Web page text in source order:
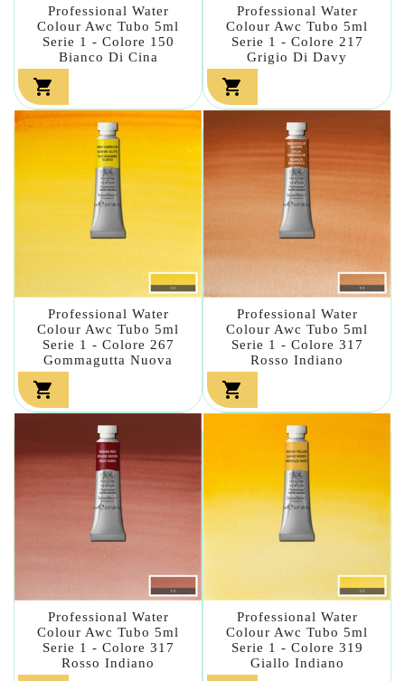
Professional Water
Colour Awc Tubo 5ml
Serie 1 - Colore 150
Bianco Di Cina

Professional Water
Colour Awc Tubo 5ml
Serie 1 - Colore 217
Grigio Di Davy

Professional Water
Colour Awc Tubo 5ml
Serie 1 - Colore 267
Gommagutta Nuova

Professional Water
Colour Awc Tubo 5ml
Serie 1 - Colore 317
Rosso Indiano

Professional Water
Colour Awc Tubo 5ml
Serie 1 - Colore 317
Rosso Indiano
Professional Water
Colour Awc Tubo 5ml
Serie 1 - Colore 319
Giallo Indiano